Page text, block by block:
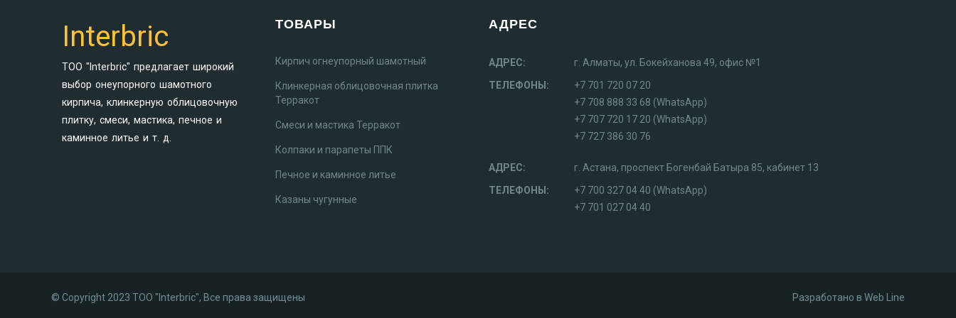
Interbric
ТОО "Interbric" предлагает широкий
выбор онеупорного шамотного
кирпича, клинкерную облицовочную
плитку, смеси, мастика, печное и
каминное литье и т. д.
ТОВАРЫ
Кирпич огнеупорный шамотный
Клинкерная облицовочная плитка
Терракот
Смеси и мастика Терракот
Колпаки и парапеты ППК
Печное и каминное литье
Казаны чугунные
АДРЕС
АДРЕС:
г. Алматы, ул. Бокейханова 49, офис №1
ТЕЛЕФОНЫ:
+7 701 720 07 20
+7 708 888 33 68 (WhatsApp)
+7 707 720 17 20 (WhatsApp)
+7 727 386 30 76
АДРЕС:
г. Астана, проспект Богенбай Батыра 85, кабинет 13
ТЕЛЕФОНЫ:
+7 700 327 04 40 (WhatsApp)
+7 701 027 04 40
© Copyright 2023 ТОО "Interbric", Все права защищены Разработано в Web Line